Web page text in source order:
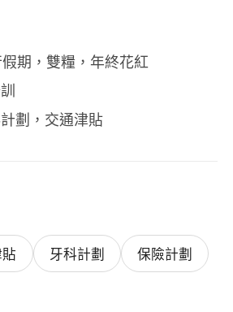
期，雙糧，年終花紅
劃，交通津貼
牙科計劃
保險計劃